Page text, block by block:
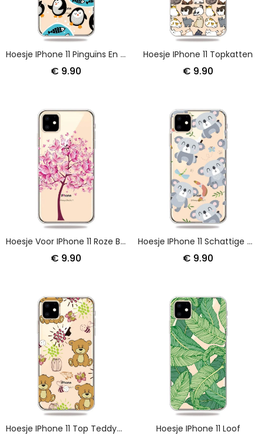
Hoesje IPhone 11 Pinguïns En Vissen
€ 9.90
Hoesje IPhone 11 Topkatten
€ 9.90
Hoesje Voor IPhone 11 Roze Boomtop
€ 9.90
Hoesje IPhone 11 Schattige Grijze Koala'S
€ 9.90
Hoesje IPhone 11 Top Teddyberen Hoesje IPhone 11 Loof